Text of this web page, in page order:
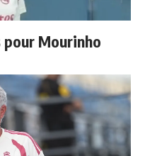
Mourinho